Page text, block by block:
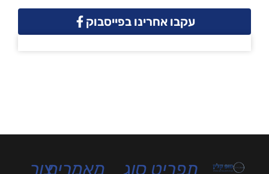
עקבו אחרינו בפייסבוק
תפריט סוג
מאמריםצור